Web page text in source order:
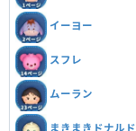
イーヨー
スフレ
ムーラン
まきまきドナルド